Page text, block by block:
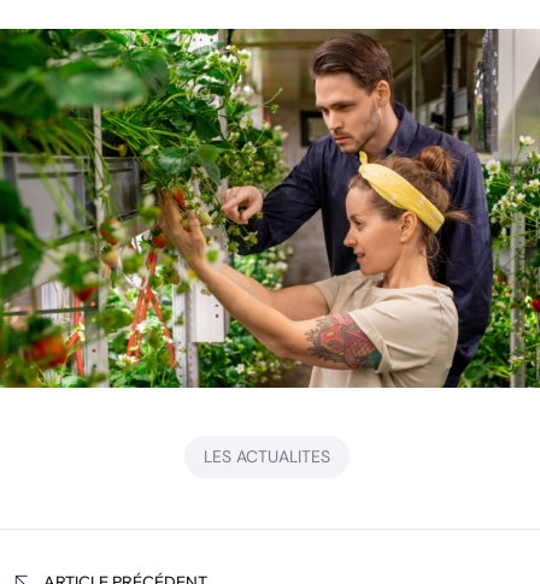
LES ACTUALITES
Navigation